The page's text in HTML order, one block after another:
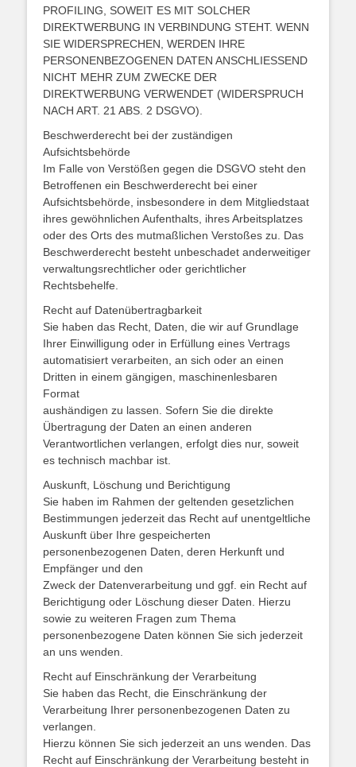
PROFILING, SOWEIT ES MIT SOLCHER
DIREKTWERBUNG IN VERBINDUNG STEHT. WENN
SIE WIDERSPRECHEN, WERDEN IHRE
PERSONENBEZOGENEN DATEN ANSCHLIESSEND
NICHT MEHR ZUM ZWECKE DER
DIREKTWERBUNG VERWENDET (WIDERSPRUCH
NACH ART. 21 ABS. 2 DSGVO).
Beschwerderecht bei der zuständigen
Aufsichtsbehörde
Im Falle von Verstößen gegen die DSGVO steht den
Betroffenen ein Beschwerderecht bei einer
Aufsichtsbehörde, insbesondere in dem Mitgliedstaat
ihres gewöhnlichen Aufenthalts, ihres Arbeitsplatzes
oder des Orts des mutmaßlichen Verstoßes zu. Das
Beschwerderecht besteht unbeschadet anderweitiger
verwaltungsrechtlicher oder gerichtlicher
Rechtsbehelfe.
Recht auf Datenübertragbarkeit
Sie haben das Recht, Daten, die wir auf Grundlage
Ihrer Einwilligung oder in Erfüllung eines Vertrags
automatisiert verarbeiten, an sich oder an einen
Dritten in einem gängigen, maschinenlesbaren
Format
aushändigen zu lassen. Sofern Sie die direkte
Übertragung der Daten an einen anderen
Verantwortlichen verlangen, erfolgt dies nur, soweit
es technisch machbar ist.
Auskunft, Löschung und Berichtigung
Sie haben im Rahmen der geltenden gesetzlichen
Bestimmungen jederzeit das Recht auf unentgeltliche
Auskunft über Ihre gespeicherten
personenbezogenen Daten, deren Herkunft und
Empfänger und den
Zweck der Datenverarbeitung und ggf. ein Recht auf
Berichtigung oder Löschung dieser Daten. Hierzu
sowie zu weiteren Fragen zum Thema
personenbezogene Daten können Sie sich jederzeit
an uns wenden.
Recht auf Einschränkung der Verarbeitung
Sie haben das Recht, die Einschränkung der
Verarbeitung Ihrer personenbezogenen Daten zu
verlangen.
Hierzu können Sie sich jederzeit an uns wenden. Das
Recht auf Einschränkung der Verarbeitung besteht in